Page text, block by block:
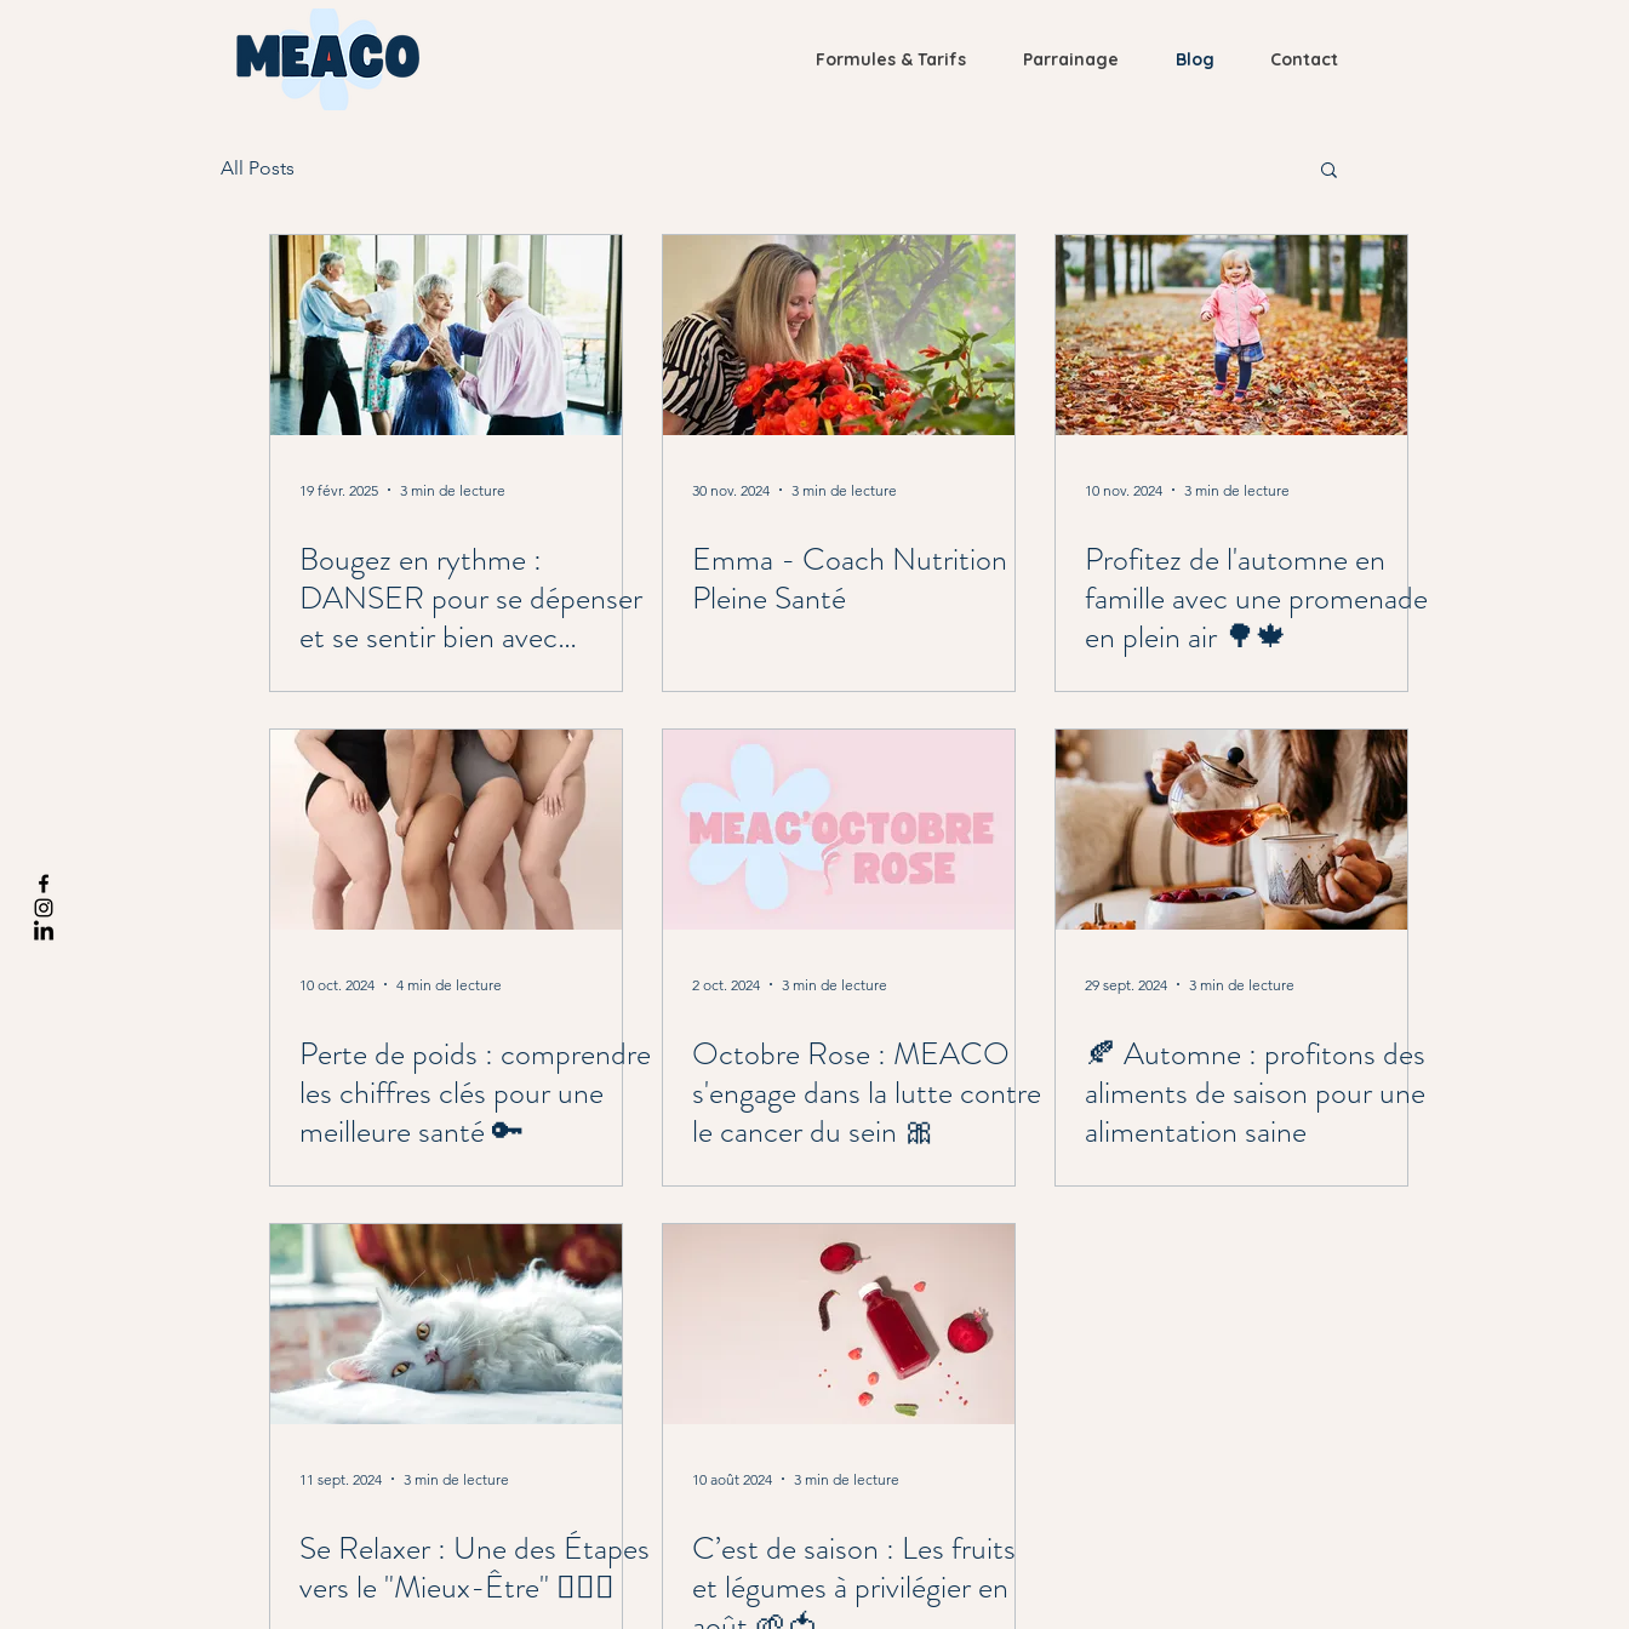
Formules & Tarifs Parrainage Blog Contact
All Posts
19 févr. 2025 3 min de lecture
Bougez en rythme :
DANSER pour se dépenser
et se sentir bien avec
30 nov. 2024 3 min de lecture
Emma - Coach Nutrition
Pleine Santé
10 nov. 2024 3 min de lecture
Profitez de l'automne en
famille avec une promenade
en plein air 🌳🍁
10 oct. 2024 4 min de lecture
Perte de poids : comprendre
les chiffres clés pour une
meilleure santé 🔑
2 oct. 2024 3 min de lecture
Octobre Rose : MEACO
s'engage dans la lutte contre
le cancer du sein 🎀
29 sept. 2024 3 min de lecture
🍂 Automne : profitons des
aliments de saison pour une
alimentation saine
11 sept. 2024 3 min de lecture
Se Relaxer : Une des Étapes
vers le "Mieux-Être" 🧘🏼‍♀️
10 août 2024 3 min de lecture
C’est de saison : Les fruits
et légumes à privilégier en